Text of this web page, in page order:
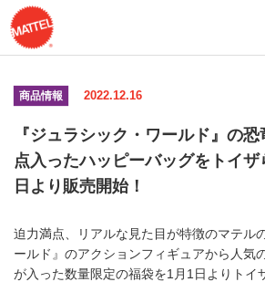
商品情報 2022.12.16
『ジュラシック・ワールド』の
点入ったハッピーバッグをトイ
日より販売開始！
迫力満点、リアルな見た目が特徴のマテル
ールド』のアクションフィギュアから人気
が入った数量限定の福袋を1月1日よりトイ